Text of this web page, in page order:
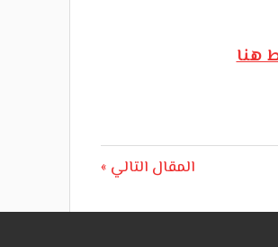
هنا
Next
المقال التالي